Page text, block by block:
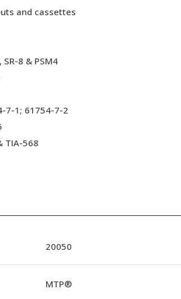
and cassettes
8 & PSM4
7-1; 61754-7-2
TIA-568
20050
MTP®